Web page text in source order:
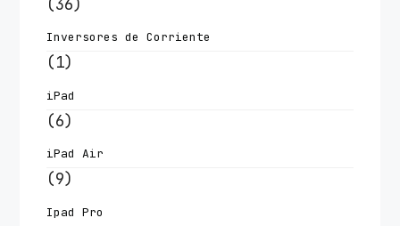
(36)
Inversores de Corriente
(1)
iPad
(6)
iPad Air
(9)
Ipad Pro